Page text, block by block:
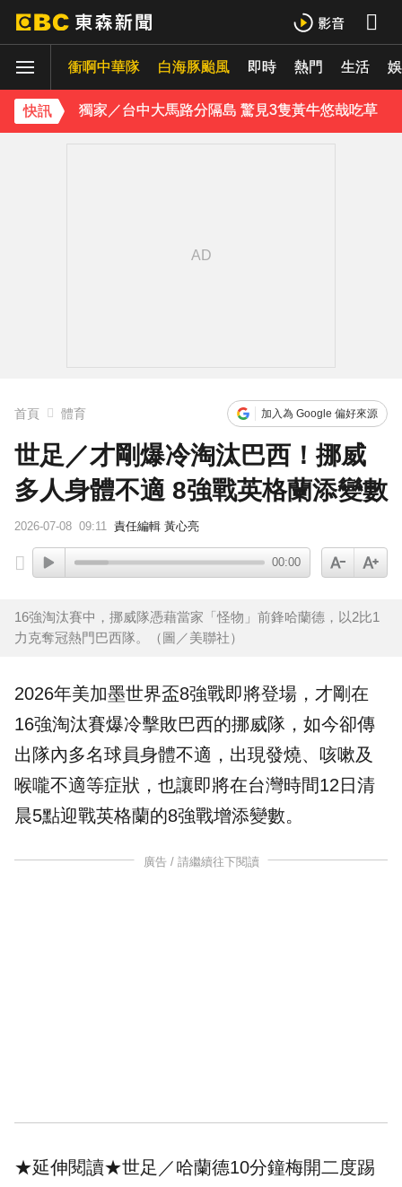
衝啊中華隊 白海豚颱風 即時 熱門 生活
快訊
醫起看／20歲男私密處驚見「白刺顆粒」醫揭真相
獨家／台中大馬路分隔島 驚見3隻黃牛悠哉吃草
每天2000CC是錯的？醫師曝「喝水黃金公式」猛灌恐水中毒
下載東森App，隨時掌握天下大小事！
首頁 體育 加入為 Google 偏好來源
世足／才剛爆冷淘汰巴西！挪威
多人身體不適 8強戰英格蘭添變數
2026-07-08 09:11 責任編輯 黃心亮
00:00
16強淘汰賽中，挪威隊憑藉當家「怪物」前鋒哈蘭德，以2比1
力克奪冠熱門巴西隊。（圖／美聯社）
2026年美加墨世界盃8強戰即將登場，才剛在
16強淘汰賽爆冷擊敗巴西的挪威隊，如今卻傳
出隊內多名球員身體不適，出現發燒、咳嗽及
喉嚨不適等症狀，也讓即將在台灣時間12日清
晨5點迎戰英格蘭的8強戰增添變數。
廣告 / 請繼續往下閱讀
★延伸閱讀★世足／哈蘭德10分鐘梅開二度踢